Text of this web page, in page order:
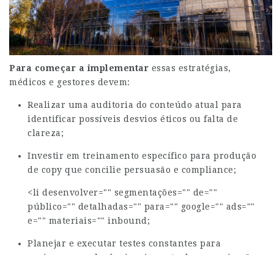
Para começar a implementar essas estratégias,
médicos e gestores devem:
Realizar uma auditoria do conteúdo atual para
identificar possíveis desvios éticos ou falta de
clareza;
Investir em treinamento específico para produção
de copy que concilie persuasão e compliance;
<li desenvolver="" segmentações="" de=""
público="" detalhadas="" para="" google="" ads=""
e="" materiais="" inbound;
Planejar e executar testes constantes para